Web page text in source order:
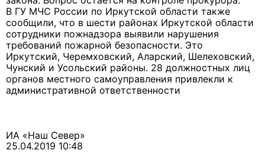
В ГУ МЧС России по Иркутской области также
сообщили, что в шести районах Иркутской области
сотрудники пожнадзора выявили нарушения
требований пожарной безопасности. Это
Иркутский, Черемховский, Аларский, Шелеховский,
Чунский и Усольский районы. 28 должностных лиц
органов местного самоуправления привлекли к
административной ответственности
ИА «Наш Север»
25.04.2019 10:48